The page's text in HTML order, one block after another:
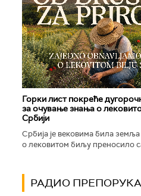
Горки лист покреће
за очување знања о
Србији
Србија је вековима била земља
о лековитом биљу преносило
РАДИО ПРЕПОРУКА